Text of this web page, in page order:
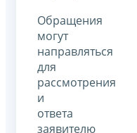
Обращения
могут
направляться
для
рассмотрения
и
ответа
заявителю